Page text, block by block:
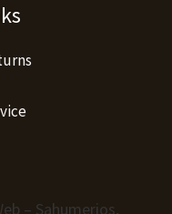
– Sahumerios,